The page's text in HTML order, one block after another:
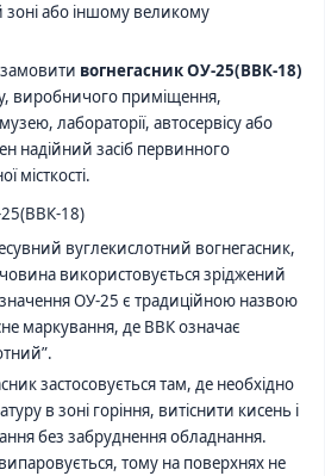
зоні або іншому великому
вогнегасник ОУ-25(ВВК-18)
виробничого приміщення,
лабораторії, автосервісу або
надійний засіб первинного
місткості.
18)
вуглекислотний вогнегасник,
використовується зріджений
ОУ-25 є традиційною назвою
маркування, де ВВК означає
застосовується там, де необхідно
в зоні горіння, витіснити кисень і
без забруднення обладнання.
тому на поверхнях не